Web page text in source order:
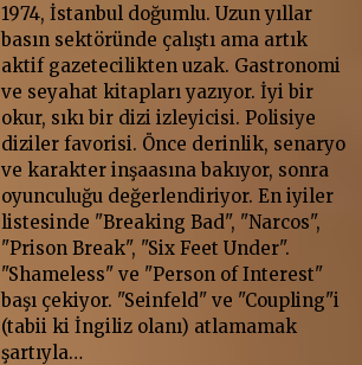
1974, İstanbul doğumlu. Uzun yıllar
basın sektöründe çalıştı ama artık
aktif gazetecilikten uzak. Gastronomi
ve seyahat kitapları yazıyor. İyi bir
okur, sıkı bir dizi izleyicisi. Polisiye
diziler favorisi. Önce derinlik, senaryo
ve karakter inşaasına bakıyor, sonra
oyunculuğu değerlendiriyor. En iyiler
listesinde "Breaking Bad", "Narcos",
"Prison Break", "Six Feet Under".
"Shameless" ve "Person of Interest"
başı çekiyor. "Seinfeld" ve "Coupling"i
(tabii ki İngiliz olanı) atlamamak
şartıyla…